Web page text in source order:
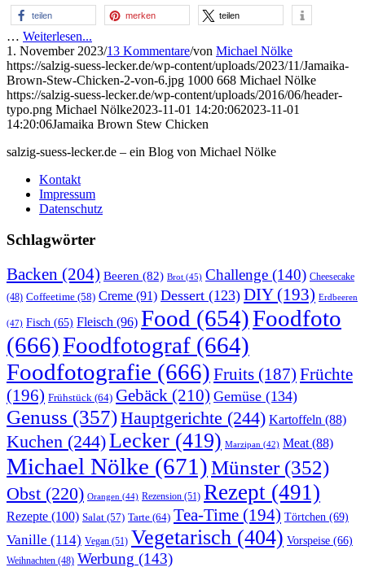
teilen merken teilen
… Weiterlesen...
1. November 2023/13 Kommentare/von Michael Nölke
https://salzig-suess-lecker.de/wp-content/uploads/2023/11/Jamaika-
Brown-Stew-Chicken-2-von-6.jpg 1000 668 Michael Nölke
https://salzig-suess-lecker.de/wp-content/uploads/2016/06/header-
typo.png Michael Nölke2023-11-01 14:20:062023-11-01
14:20:06Jamaika Brown Stew Chicken
salzig-suess-lecker.de – ein Blog von Michael Nölke
Kontakt
Impressum
Datenschutz
Schlagwörter
Backen (204) Beeren (82) Brot (45) Challenge (140) Cheesecake
(48) Coffeetime (58) Creme (91) Dessert (123) DIY(193) Erdbeeren
(47) Fisch (65) Fleisch (96) Food (654)Foodfoto
(666)Foodfotograf (664)
Foodfotografie (666) Fruits (187) Früchte
(196) Frühstück (64) Gebäck (210) Gemüse (134)
Genuss (357)Hauptgerichte (244) Kartoffeln (88)
Kuchen (244)Lecker (419) Marzipan (42) Meat (88)
Michael Nölke (671)Münster(352)
Obst (220) Orangen (44) Rezension (51) Rezept (491)
Rezepte (100) Salat (57) Tarte (64) Tea-Time (194) Törtchen (69)
Vanille (114) Vegan (51) Vegetarisch (404) Vorspeise (66)
Weihnachten (48) Werbung (143)